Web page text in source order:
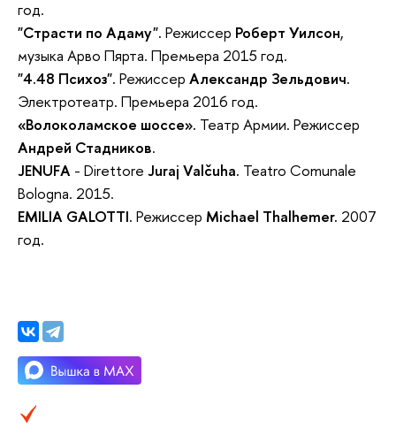
год.
"Страсти по Адаму". Режиссер Роберт Уилсон,
музыка Арво Пярта. Премьера 2015 год.
"4.48 Психоз". Режиссер Александр Зельдович.
Электротеатр. Премьера 2016 год.
«Волоколамское шоссе». Театр Армии. Режиссер
Андрей Стадников.
JENUFA - Direttore Juraj Valčuha. Teatro Comunale
Bologna. 2015.
EMILIA GALOTTI. Режиссер Michael Thalhemer. 2007
год.